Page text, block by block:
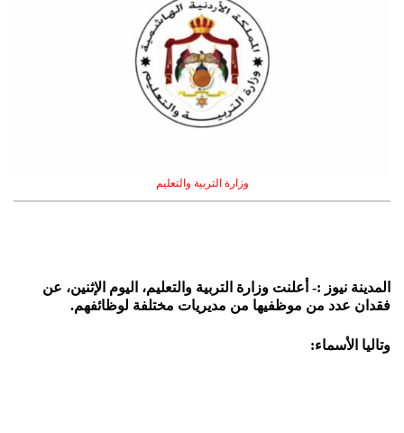
وزارة التربية والتعليم
المدينة نيوز :- أعلنت وزارة التربية والتعليم، اليوم الإثنين، عن
فقدان عدد من موظفيها من مديريات مختلفة لوظائفهم.
وتاليا الأسماء: